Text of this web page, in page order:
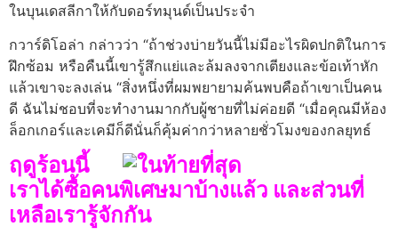
ในบุนเดสลีกาให้กับดอร์ทมุนด์เป็นประจํา
กวาร์ดิโอล่า กล่าวว่า “ถ้าช่วงบ่ายวันนี้ไม่มีอะไรผิดปกติในการ
ฝึกซ้อม หรือคืนนี้เขารู้สึกแย่และล้มลงจากเตียงและข้อเท้าหัก
แล้วเขาจะลงเล่น “สิ่งหนึ่งที่ผมพยายามค้นพบคือถ้าเขาเป็นคน
ดี ฉันไม่ชอบที่จะทํางานมากกับผู้ชายที่ไม่ค่อยดี “เมื่อคุณมีห้อง
ล็อกเกอร์และเคมีก็ดีนั่นก็คุ้มค่ากว่าหลายชั่วโมงของกลยุทธ์
ฤดูร้อนนี้
เราได้ซื้อคนพิเศษมาบ้างแล้ว และส่วนที่
เหลือเรารู้จักกัน